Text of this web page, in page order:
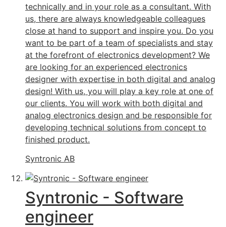
technically and in your role as a consultant. With
us, there are always knowledgeable colleagues
close at hand to support and inspire you. Do you
want to be part of a team of specialists and stay
at the forefront of electronics development? We
are looking for an experienced electronics
designer with expertise in both digital and analog
design! With us, you will play a key role at one of
our clients. You will work with both digital and
analog electronics design and be responsible for
developing technical solutions from concept to
finished product.
Syntronic AB
Syntronic - Software
engineer